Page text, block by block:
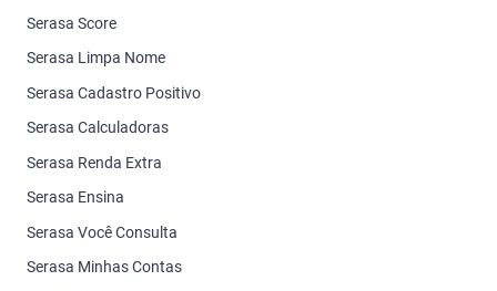
Serasa Score
Serasa Limpa Nome
Serasa Cadastro Positivo
Serasa Calculadoras
Serasa Renda Extra
Serasa Ensina
Serasa Você Consulta
Serasa Minhas Contas